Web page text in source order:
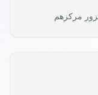
مركزهم